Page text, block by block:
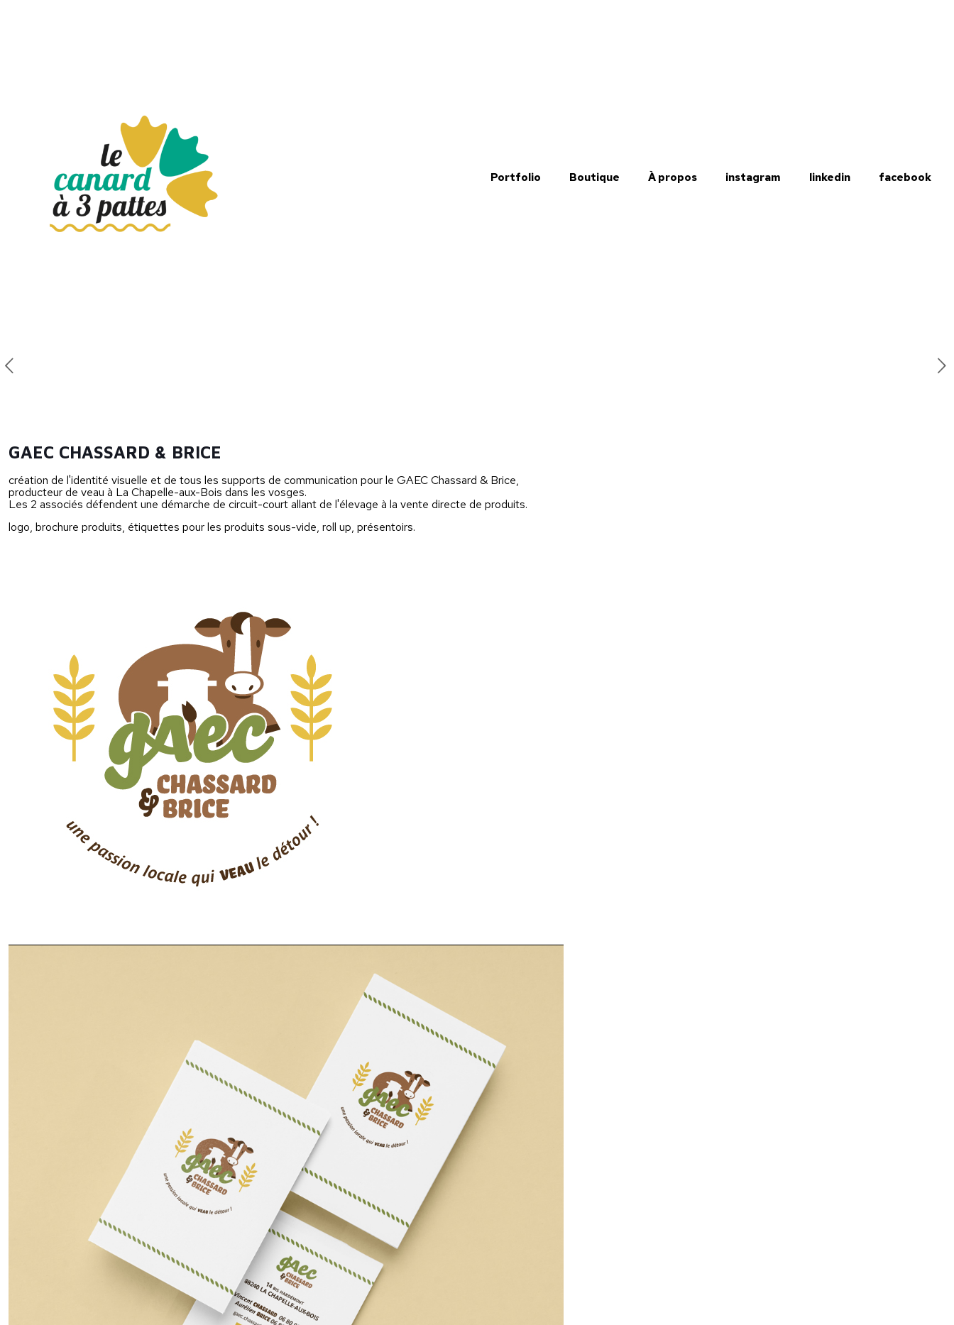
Portfolio Boutique À propos instagram linkedin facebook
GAEC CHASSARD & BRICE
création de l'identité visuelle et de tous les supports de communication pour le GAEC Chassard & Brice,
producteur de veau à La Chapelle-aux-Bois dans les vosges.
Les 2 associés défendent une démarche de circuit-court allant de l'élevage à la vente directe de produits.
logo, brochure produits, étiquettes pour les produits sous-vide, roll up, présentoirs.